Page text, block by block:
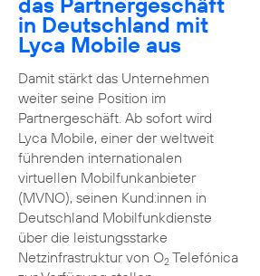
in Deutschland mit
Lyca Mobile aus
Damit stärkt das Unternehmen
weiter seine Position im
Partnergeschäft. Ab sofort wird
Lyca Mobile, einer der weltweit
führenden internationalen
virtuellen Mobilfunkanbieter
(MVNO), seinen Kund:innen in
Deutschland Mobilfunkdienste
über die leistungsstarke
Netzinfrastruktur von O2Telefónica